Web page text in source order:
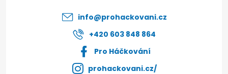
info@prohackovani.cz
+420 603 848 864
Pro Háčkování
prohackovani.cz/